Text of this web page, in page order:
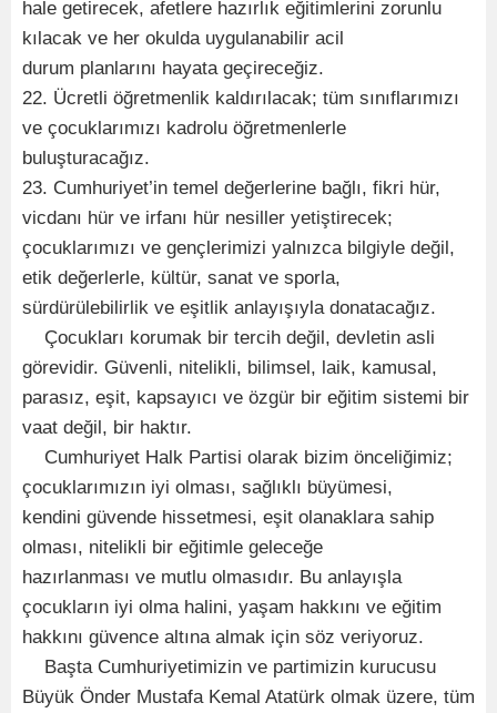
hale getirecek, afetlere hazırlık eğitimlerini zorunlu
kılacak ve her okulda uygulanabilir acil
durum planlarını hayata geçireceğiz.
22. Ücretli öğretmenlik kaldırılacak; tüm sınıflarımızı
ve çocuklarımızı kadrolu öğretmenlerle
buluşturacağız.
23. Cumhuriyet’in temel değerlerine bağlı, fikri hür,
vicdanı hür ve irfanı hür nesiller yetiştirecek;
çocuklarımızı ve gençlerimizi yalnızca bilgiyle değil,
etik değerlerle, kültür, sanat ve sporla,
sürdürülebilirlik ve eşitlik anlayışıyla donatacağız.
Çocukları korumak bir tercih değil, devletin asli
görevidir. Güvenli, nitelikli, bilimsel, laik, kamusal,
parasız, eşit, kapsayıcı ve özgür bir eğitim sistemi bir
vaat değil, bir haktır.
Cumhuriyet Halk Partisi olarak bizim önceliğimiz;
çocuklarımızın iyi olması, sağlıklı büyümesi,
kendini güvende hissetmesi, eşit olanaklara sahip
olması, nitelikli bir eğitimle geleceğe
hazırlanması ve mutlu olmasıdır. Bu anlayışla
çocukların iyi olma halini, yaşam hakkını ve eğitim
hakkını güvence altına almak için söz veriyoruz.
Başta Cumhuriyetimizin ve partimizin kurucusu
Büyük Önder Mustafa Kemal Atatürk olmak üzere, tüm